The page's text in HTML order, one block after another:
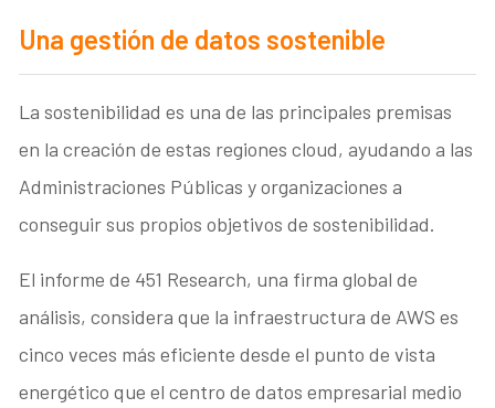
Una gestión de datos sostenible
La sostenibilidad es una de las principales premisas
en la creación de estas regiones cloud, ayudando a las
Administraciones Públicas y organizaciones a
conseguir sus propios objetivos de sostenibilidad.
El informe de 451 Research, una firma global de
análisis, considera que la infraestructura de AWS es
cinco veces más eficiente desde el punto de vista
energético que el centro de datos empresarial medio